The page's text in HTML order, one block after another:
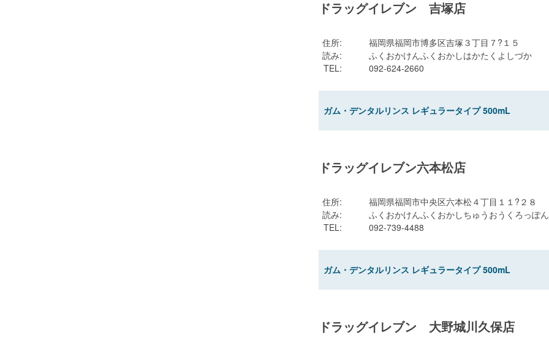
ドラッグイレブン 吉塚店
住所:
福岡県福岡市博多区吉塚３丁目７?１５
読み:
ふくおかけんふくおかしはかたくよしづか
TEL: 092-624-2660
ガム・デンタルリンス レギュラータイプ 500mL
ドラッグイレブン六本松店
住所:
福岡県福岡市中央区六本松４丁目１１?２８
読み:
ふくおかけんふくおかしちゅうおうくろっぽ
TEL: 092-739-4488
ガム・デンタルリンス レギュラータイプ 500mL
ドラッグイレブン 大野城川久保店